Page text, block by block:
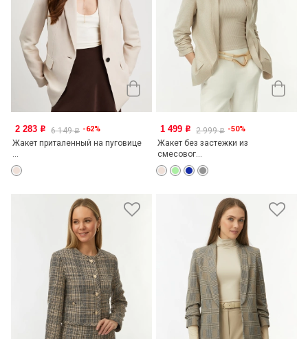
2 283 o 6 149o -62%
Жакет приталенный на пуговице
1 499 o 2 999o -50%
Жакет без застежки из
смесовог...